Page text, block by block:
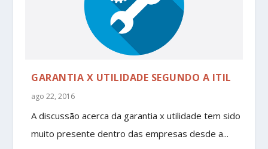
GARANTIA X UTILIDADE SEGUNDO A ITIL
ago 22, 2016
A discussão acerca da garantia x utilidade tem sido
muito presente dentro das empresas desde a...